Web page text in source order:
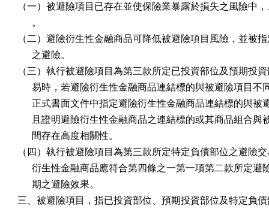
（一）被避險項目已存在並使保險業暴露於損失之風險中
      。
（二）避險衍生性金融商品可降低被避險項目風險，並被
      之避險。
（三）執行被避險項目為第三款所定已投資部位及預期投
易時，若避險衍生性金融商品連結標的與被避險項目不
正式書面文件中指定避險衍生性金融商品連結標的與被
且證明避險衍生性金融商品之連結標的或其商品組合與
      間存在高度相關性。
（四）執行被避險項目為第三款所定特定負債部位之避險
衍生性金融商品應符合第四條之一第一項第二款所定避
      期之避險效果。
三、被避險項目，指已投資部位、預期投資部位及特定負